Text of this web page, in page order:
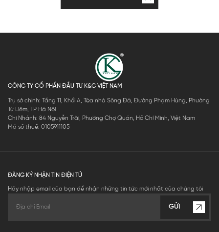
CÔNG TY CỔ PHẦN ĐẦU TƯ K&G VIỆT NAM
Trụ sở chính: Tầng 11, Khối A, Tòa nhà Sông Đà, Đường Phạm Hùng, Phường
Từ Liêm, TP Hà Nội
Chi Nhánh: 84 Nguyễn Trãi, Phường Chợ Quán, Hồ Chí Minh, Việt Nam
Mã số thuế: 0105911105
ĐĂNG KÝ NHẬN TIN ĐIỆN TỬ
Hãy nhập email của bạn để nhận những tin tức mới nhất của chúng tôi
GỬI